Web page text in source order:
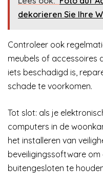
dekorieren Sie Ihre
Controleer ook
meubels of accessoires
iets beschadigd is,
schade te voorkomen.
Tot slot: als je
computers in de
het installeren van
beveiligingssoftware om
buitengesloten te